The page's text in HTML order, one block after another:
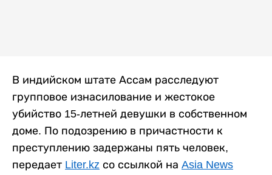
В индийском штате Ассам расследуют
групповое изнасилование и жестокое
убийство 15-летней девушки в собственном
доме. По подозрению в причастности к
преступлению задержаны пять человек,
передает Liter.kz со ссылкой на Asia News